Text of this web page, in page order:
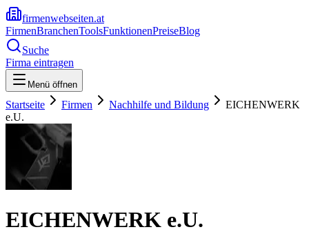
firmenwebseiten.at
FirmenBranchenToolsFunktionenPreiseBlog
Suche
Firma eintragen
Menü öffnen
Startseite Firmen Nachhilfe und Bildung
EICHENWERK
e.U.
EICHENWERK e.U.